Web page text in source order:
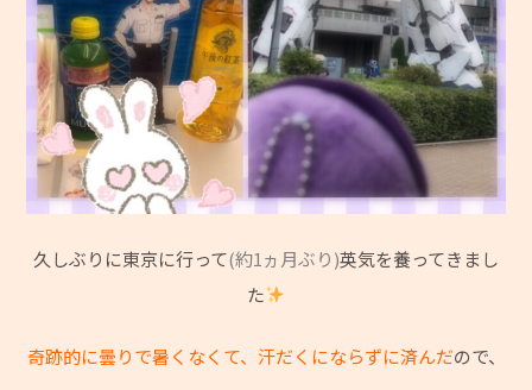
久しぶりに東京に行って(約1ヵ月ぶり)英気を養ってきまし
た
奇跡的に曇りで暑くなくて、汗だくにならずに済んだので、